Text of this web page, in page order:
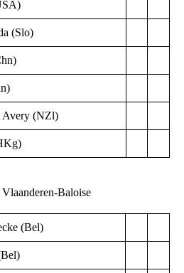
(Slo)
Avery (NZl)
Baloise
(Bel)